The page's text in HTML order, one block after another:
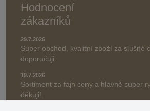
Hodnocení
zákazníků
29.7.2026
Super obchod, kvalitní zboží za slušné
doporučuji.
19.7.2026
Sortiment za fajn ceny a hlavně super
děkuji!.